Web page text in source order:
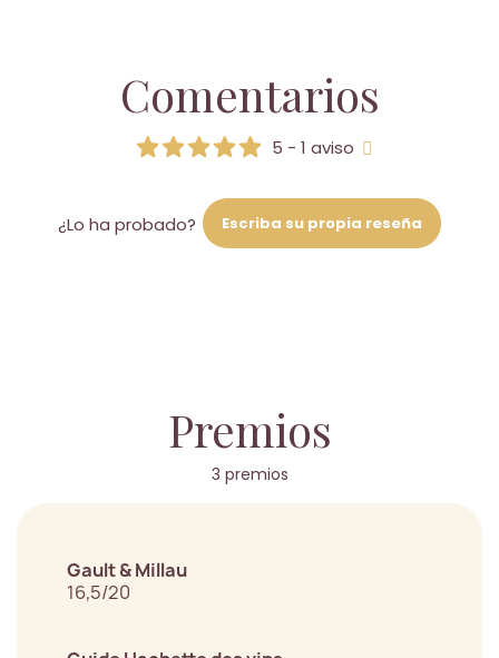
Comentarios
5 - 1 aviso
¿Lo ha probado? Escriba su propia reseña
Premios
3 premios
Gault & Millau
16,5/20